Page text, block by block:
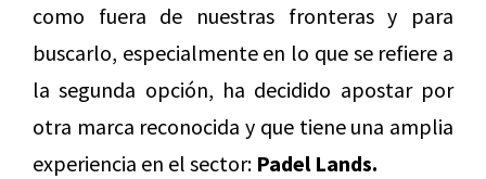
como fuera de nuestras fronteras y para
buscarlo, especialmente en lo que se refiere a
la segunda opción, ha decidido apostar por
otra marca reconocida y que tiene una amplia
experiencia en el sector: Padel Lands.